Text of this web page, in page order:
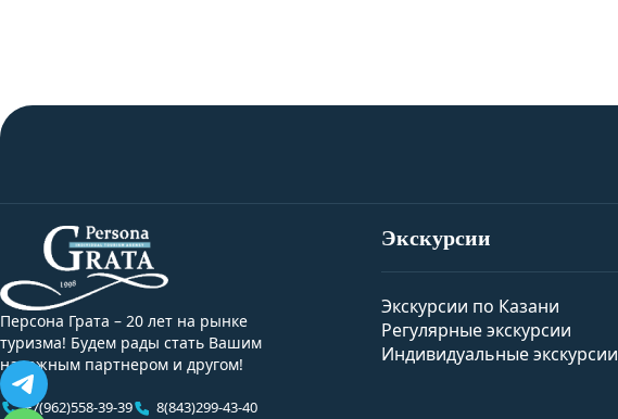
Персона Грата – 20 лет на рынке
туризма! Будем рады стать Вашим
надежным партнером и другом!
Экскурсии
Экскурсии по Казани
Регулярные экскурсии
Индивидуальные экскурсии
+7(962)558-39-39
8(843)299-43-40